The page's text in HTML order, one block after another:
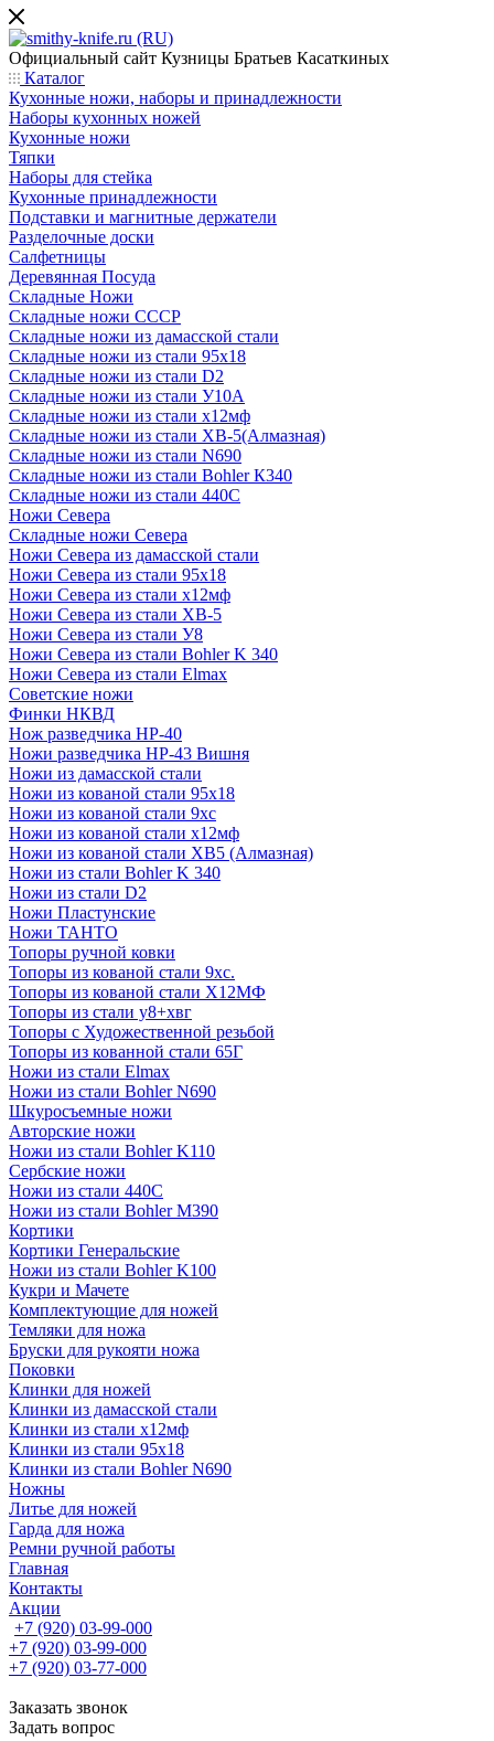
Официальный сайт Кузницы Братьев Касаткиных
Каталог
Кухонные ножи, наборы и принадлежности
Наборы кухонных ножей
Кухонные ножи
Тяпки
Наборы для стейка
Кухонные принадлежности
Подставки и магнитные держатели
Разделочные доски
Салфетницы
Деревянная Посуда
Складные Ножи
Cкладные ножи СССР
Складные ножи из дамасской стали
Складные ножи из стали 95х18
Складные ножи из стали D2
Складные ножи из стали У10А
Складные ножи из стали х12мф
Складные ножи из стали ХВ-5(Алмазная)
Складные ножи из стали N690
Складные ножи из стали Bohler К340
Складные ножи из стали 440С
Ножи Севера
Складные ножи Севера
Ножи Севера из дамасской стали
Ножи Севера из стали 95х18
Ножи Севера из стали х12мф
Ножи Севера из стали ХВ-5
Ножи Севера из стали У8
Ножи Севера из стали Bohler K 340
Ножи Севера из стали Elmax
Советские ножи
Финки НКВД
Нож разведчика НР-40
Ножи разведчика НР-43 Вишня
Ножи из дамасской стали
Ножи из кованой стали 95х18
Ножи из кованой стали 9хс
Ножи из кованой стали х12мф
Ножи из кованой стали ХВ5 (Алмазная)
Ножи из стали Bohler K 340
Ножи из стали D2
Ножи Пластунские
Ножи ТАНТО
Топоры ручной ковки
Топоры из кованой стали 9хс.
Топоры из кованой стали Х12МФ
Топоры из стали у8+хвг
Топоры с Художественной резьбой
Топоры из кованной стали 65Г
Ножи из стали Elmax
Ножи из стали Bohler N690
Шкуросъемные ножи
Авторские ножи
Ножи из стали Bohler K110
Сербские ножи
Ножи из стали 440С
Ножи из стали Bohler M390
Кортики
Кортики Генеральские
Ножи из стали Bohler K100
Кукри и Мачете
Комплектующие для ножей
Темляки для ножа
Бруски для рукояти ножа
Поковки
Клинки для ножей
Клинки из дамасской стали
Клинки из стали х12мф
Клинки из стали 95х18
Клинки из стали Bohler N690
Ножны
Литье для ножей
Гарда для ножа
Ремни ручной работы
Главная
Контакты
Акции
+7 (920) 03-99-000
+7 (920) 03-99-000
+7 (920) 03-77-000
Заказать звонок
Задать вопрос